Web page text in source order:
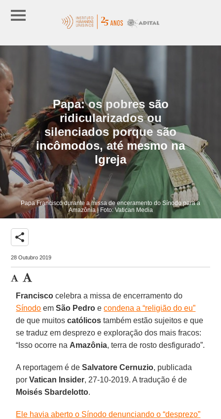
Papa: os pobres são
ridicularizados ou
silenciados porque são
incômodos, até mesmo na
Igreja
Papa Francisco durante a missa de enceramento do Sínodo para a
Amazônia | Foto: Vatican Media
share
28 Outubro 2019
Francisco celebra a missa de encerramento do
Sínodo emSão Pedro econdena a “religião do eu”
de que muitoscatólicos também estão sujeitos e que
se traduz em desprezo e exploração dos mais fracos:
“Isso ocorre na Amazônia, terra de rosto desfigurado”.
A reportagem é deSalvatore Cernuzio, publicada
porVatican Insider, 27-10-2019. A tradução é de
Moisés Sbardelotto.
Ele havia aberto o Sínodo denunciando o “desprezo”